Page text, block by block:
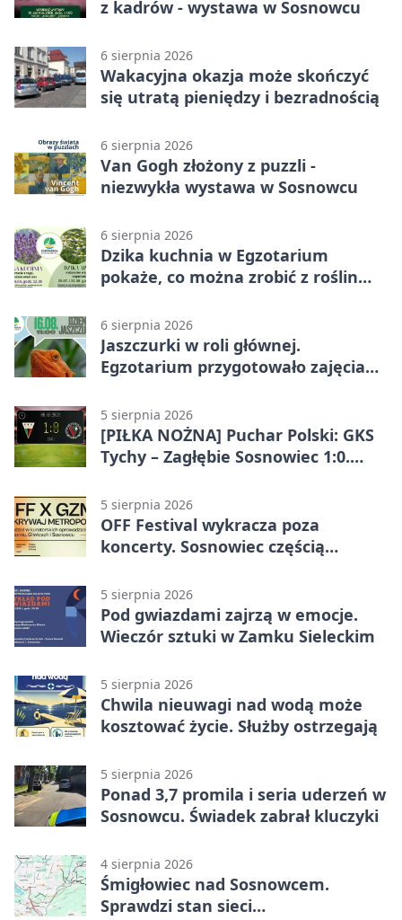
z kadrów - wystawa w Sosnowcu
6 sierpnia 2026
Wakacyjna okazja może skończyć
się utratą pieniędzy i bezradnością
6 sierpnia 2026
Van Gogh złożony z puzzli -
niezwykła wystawa w Sosnowcu
6 sierpnia 2026
Dzika kuchnia w Egzotarium
pokaże, co można zrobić z roślin
6 sierpnia 2026
Jaszczurki w roli głównej.
Egzotarium przygotowało zajęcia
5 sierpnia 2026
[PIŁKA NOŻNA] Puchar Polski: GKS
Tychy – Zagłębie Sosnowiec 1:0.
przed przerwą
5 sierpnia 2026
OFF Festival wykracza poza
koncerty. Sosnowiec częścią
5 sierpnia 2026
Pod gwiazdami zajrzą w emocje.
Wieczór sztuki w Zamku Sieleckim
5 sierpnia 2026
Chwila nieuwagi nad wodą może
kosztować życie. Służby ostrzegają
5 sierpnia 2026
Ponad 3,7 promila i seria uderzeń w
Sosnowcu. Świadek zabrał kluczyki
4 sierpnia 2026
Śmigłowiec nad Sosnowcem.
Sprawdzi stan sieci